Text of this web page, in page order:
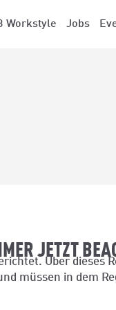
Workstyle Jobs
JETZT
Über dieses
müssen in dem